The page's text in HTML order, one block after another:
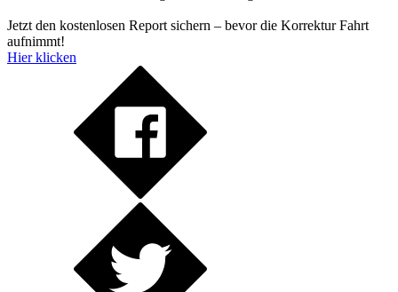
Jetzt den kostenlosen Report sichern – bevor die Korrektur Fahrt
aufnimmt!
Hier klicken